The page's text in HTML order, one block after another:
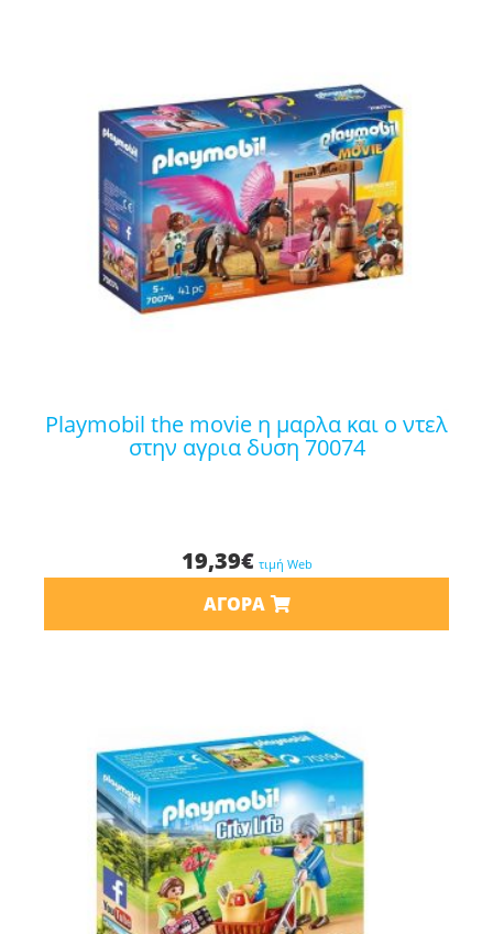
playmobil the movie η μαρλα και ο ντελ
στην αγρια δυση 70074
19,39€ τιμή Web
ΑΓΟΡΆ